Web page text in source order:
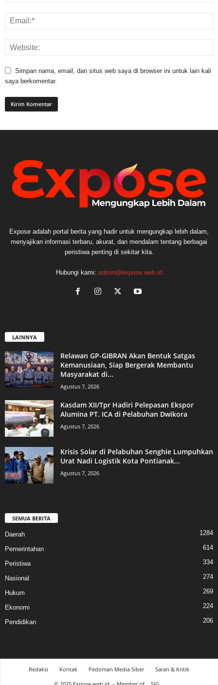
Simpan nama, email, dan situs web saya di browser ini untuk lain kali
saya berkomentar.
Expose adalah portal berita yang hadir untuk mengungkap lebih dalam,
menyajikan informasi terbaru, akurat, dan mendalam tentang berbagai
peristiwa penting di sekitar kita.
Hubungi kami: admin@expose.web.id
LAINNYA
Relawan GP-GIBRAN Akan Bentuk Satgas
Kemanusiaan, Siap Bergerak Membantu
Masyarakat di...
Agustus 7, 2026
Kasdam XII/Tpr Hadiri Pelepasan Ekspor
Alumina PT. ICA di Pelabuhan Dwikora
Agustus 7, 2026
Krisis Solar di Pelabuhan Senghie Lumpuhkan
Urat Nadi Logistik Kota Pontianak...
Agustus 7, 2026
SEMUA BERITA
Daerah 1284
Pemerintahan 614
Peristiwa 334
Nasional 274
Hukum 269
Ekonomi 224
Pendidikan 206
Redaksi Kontak Pedoman Media Siber
Saran & Kritik